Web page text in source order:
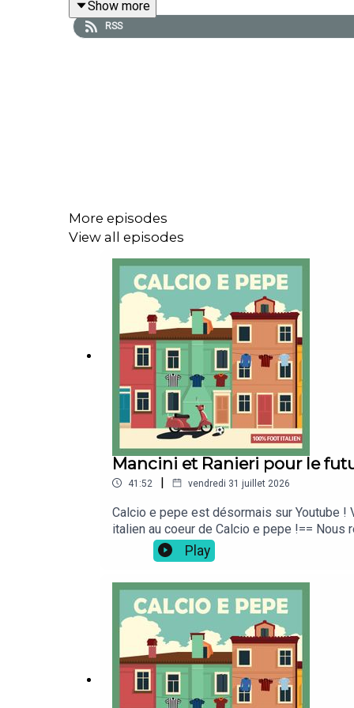
== Suivez-nous==
Et n'oubliez pas notre site internet :
== Connexe ==
Suivez également le podcast "Prolongation"
préparateurs physiques, responsables data...
Show more
RSS
More episodes
View all episodes
Mancini et Ranieri pour le
41:52 | vendredi 31 juillet 2026
Calcio e pepe est désormais sur Youtube !
italien au coeur de Calcio e pepe !== Nous
ta culture foot ! Elle est disponible ici sur
mettre 5 étoiles ⭐⭐⭐⭐⭐ sur Apple
Nazionale, après l'échec Pirlo-Maldini-
Podcast Addict, Youtube, via flux rss...Et
vous propose des entretiens avec les
Play